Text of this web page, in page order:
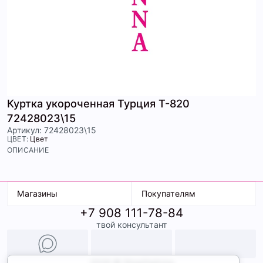
Куртка укороченная Турция Т-820
72428023\15
Артикул: 72428023\15
ЦВЕТ: Цвет
ОПИСАНИЕ
Магазины
ТК Терминал
ТРК Континент
Покупателям
Доставка
Условия оплаты
Образы
+7 908 111-78-84
твой консультант